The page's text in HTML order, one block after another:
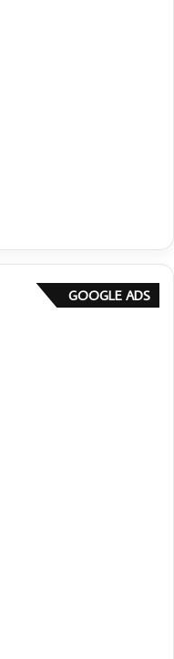
GOOGLE ADS